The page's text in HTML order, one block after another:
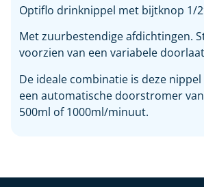
Optiflo drinknippel met bijtknop 1/
Met zuurbestendige afdichtingen.
voorzien van een variabele
De ideale combinatie is deze
een automatische doorstromer
500ml of 1000ml/minuut.